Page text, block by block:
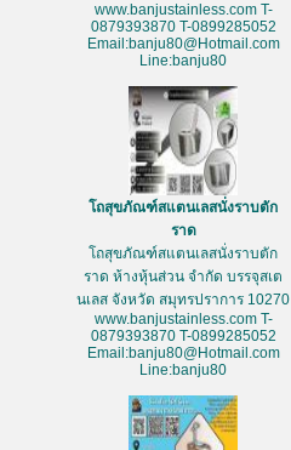
www.banjustainless.com T-
0879393870 T-0899285052
Email:banju80@Hotmail.com
Line:banju80
โถสุขภัณฑ์สแตนเลสนั่งราบตัก
ราด
โถสุขภัณฑ์สแตนเลสนั่งราบตัก
ราด ห้างหุ้นส่วน จำกัด บรรจุสเต
นเลส จังหวัด สมุทรปราการ 10270
www.banjustainless.com T-
0879393870 T-0899285052
Email:banju80@Hotmail.com
Line:banju80